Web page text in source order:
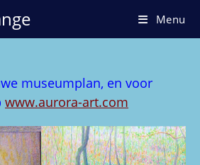
Menu
museumplan, en voor
www.aurora-art.com